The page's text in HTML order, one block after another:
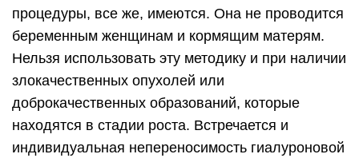
процедуры, все же, имеются. Она не проводится
беременным женщинам и кормящим матерям.
Нельзя использовать эту методику и при наличии
злокачественных опухолей или
доброкачественных образований, которые
находятся в стадии роста. Встречается и
индивидуальная непереносимость гиалуроновой